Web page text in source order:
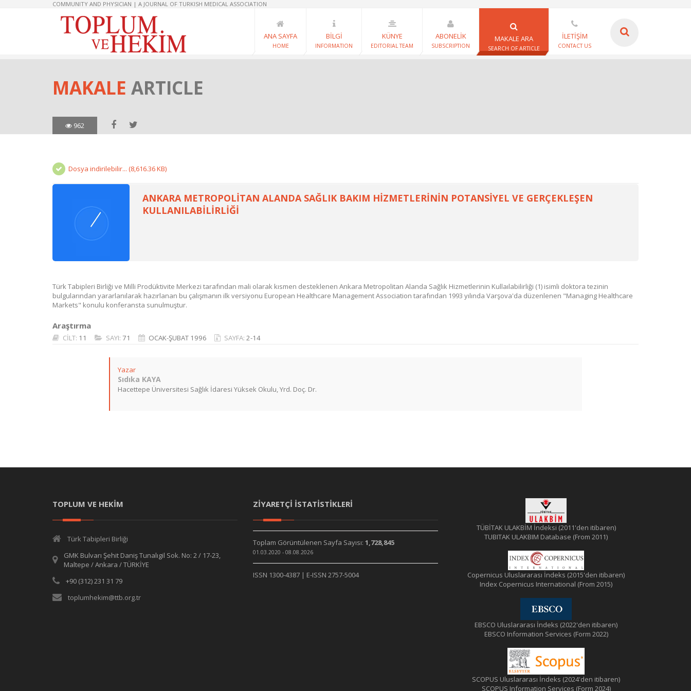
COMMUNITY AND PHYSICIAN | A JOURNAL OF TURKISH MEDICAL ASSOCIATION
ANA SAYFA
HOME
BİLGİ
INFORMATION
KÜNYE
EDITORIAL TEAM
ABONELİK
SUBSCRIPTION
MAKALE ARA
SEARCH OF ARTICLE
İLETİŞİM
CONTACT US
MAKALE ARTICLE
962
Dosya indirilebilir... (8,616.36 KB)
ANKARA METROPOLİTAN ALANDA SAĞLIK BAKIM HİZMETLERİNİN POTANSİYEL VE GERÇEKLEŞEN
KULLANILABİLİRLİĞİ
Türk Tabipleri Birliği ve Milli Prodüktivite Merkezi tarafından mali olarak kısmen desteklenen Ankara Metropolitan Alanda Sağlık Hizmetlerinin Kullaılabilirliği (1) isimli doktora tezinin
bulgularından yararlanılarak hazırlanan bu çalışmanın ilk versiyonu European Healthcare Management Association tarafından 1993 yılında Varşova'da düzenlenen "Managing Healthcare
Markets" konulu konferansta sunulmuştur.
Araştırma
CİLT: 11 SAYI: 71 OCAK-ŞUBAT 1996 SAYFA: 2-14
Yazar
Sıdıka KAYA
Hacettepe Üniversitesi Sağlık İdaresi Yüksek Okulu, Yrd. Doç. Dr.
TOPLUM VE HEKİM
Türk Tabipleri Birliği
GMK Bulvarı Şehit Daniş Tunalıgil Sok. No: 2 / 17-23,
Maltepe / Ankara / TÜRKİYE
+90 (312) 231 31 79
toplumhekim@ttb.org.tr
ZİYARETÇİ İSTATİSTİKLERİ
Toplam Görüntülenen Sayfa Sayısı: 1,728,845
01.03.2020 - 08.08.2026
ISSN 1300-4387 | E-ISSN 2757-5004
TÜBİTAK ULAKBİM İndeksi (2011'den itibaren)
TUBITAK ULAKBIM Database (From 2011)
Copernicus Uluslararası İndeks (2015'den itibaren)
Index Copernicus International (From 2015)
EBSCO Uluslararası İndeks (2022'den itibaren)
EBSCO Information Services (Form 2022)
SCOPUS Uluslararası İndeks (2024'den itibaren)
SCOPUS Information Services (Form 2024)